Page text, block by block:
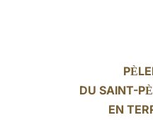
PÈ
DU SAINT-P
EN